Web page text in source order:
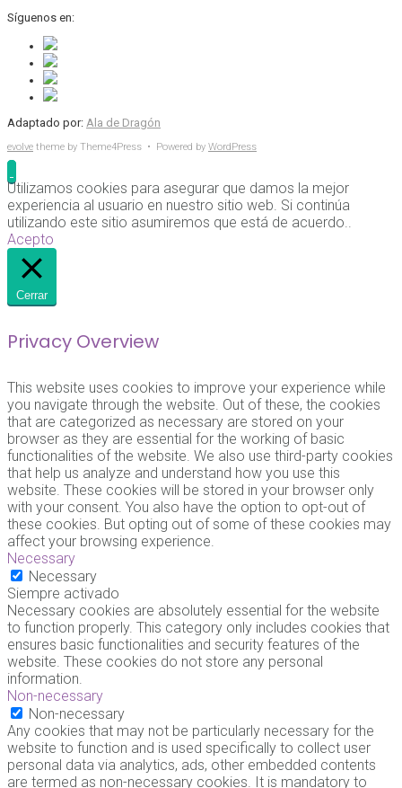
Síguenos en:
Adaptado por: Ala de Dragón
evolve theme by Theme4Press • Powered by WordPress
Utilizamos cookies para asegurar que damos la mejor
experiencia al usuario en nuestro sitio web. Si continúa
utilizando este sitio asumiremos que está de acuerdo..
Acepto
Cerrar
Privacy Overview
This website uses cookies to improve your experience while
you navigate through the website. Out of these, the cookies
that are categorized as necessary are stored on your
browser as they are essential for the working of basic
functionalities of the website. We also use third-party cookies
that help us analyze and understand how you use this
website. These cookies will be stored in your browser only
with your consent. You also have the option to opt-out of
these cookies. But opting out of some of these cookies may
affect your browsing experience.
Necessary
Necessary
Siempre activado
Necessary cookies are absolutely essential for the website
to function properly. This category only includes cookies that
ensures basic functionalities and security features of the
website. These cookies do not store any personal
information.
Non-necessary
Non-necessary
Any cookies that may not be particularly necessary for the
website to function and is used specifically to collect user
personal data via analytics, ads, other embedded contents
are termed as non-necessary cookies. It is mandatory to